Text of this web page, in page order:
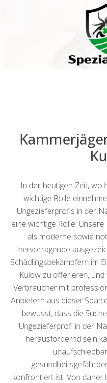
In der heutigen Zeit, wo
wichtige Rolle
Ungezieferprofis in der
eine wichtige Rolle.
als moderne sowie
hervorragende
Schädlingsbekämpfern im
Kulow zu offerieren,
Verbraucher mit
Anbietern aus dieser
bewusst, dass die
Ungezieferprofi in der
herausfordernd sein
konfrontiert ist. Von daher